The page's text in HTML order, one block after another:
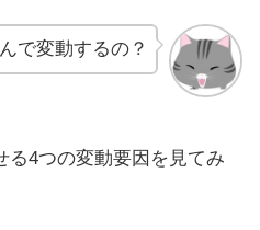
で変動するの？
る4つの変動要因を見てみ